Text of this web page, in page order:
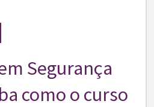
Segurança
como o curso